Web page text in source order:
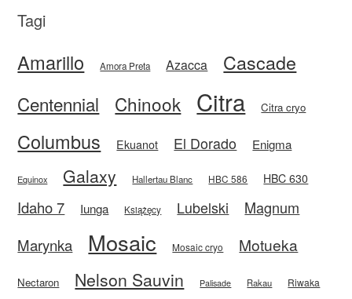
Tagi
Amarillo Amora Preta Azacca Cascade
Centennial Chinook Citra Citra cryo
Columbus Ekuanot El Dorado Enigma
Equinox Galaxy Hallertau Blanc HBC 586 HBC 630
Idaho 7 Iunga Książęcy Lubelski
Magnum
Marynka
Mosaic Mosaic cryo Motueka
Nectaron Nelson Sauvin Palisade Rakau Riwaka